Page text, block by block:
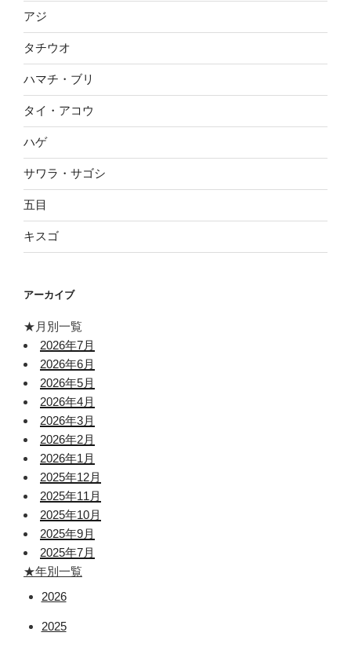
アジ
タチウオ
ハマチ・ブリ
タイ・アコウ
ハゲ
サワラ・サゴシ
五目
キスゴ
アーカイブ
★月別一覧
2026年7月
2026年6月
2026年5月
2026年4月
2026年3月
2026年2月
2026年1月
2025年12月
2025年11月
2025年10月
2025年9月
2025年7月
★年別一覧
2026
2025